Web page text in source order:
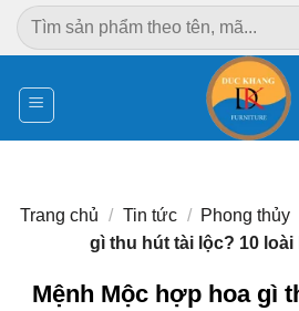
Chuyển
đến
dung
Tìm
kiếm:
Trang chủ / Tin tức / Phong thủy
gì thu hút tài lộc? 10 loài
Mệnh Mộc hợp hoa gì